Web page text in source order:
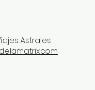
Astrales